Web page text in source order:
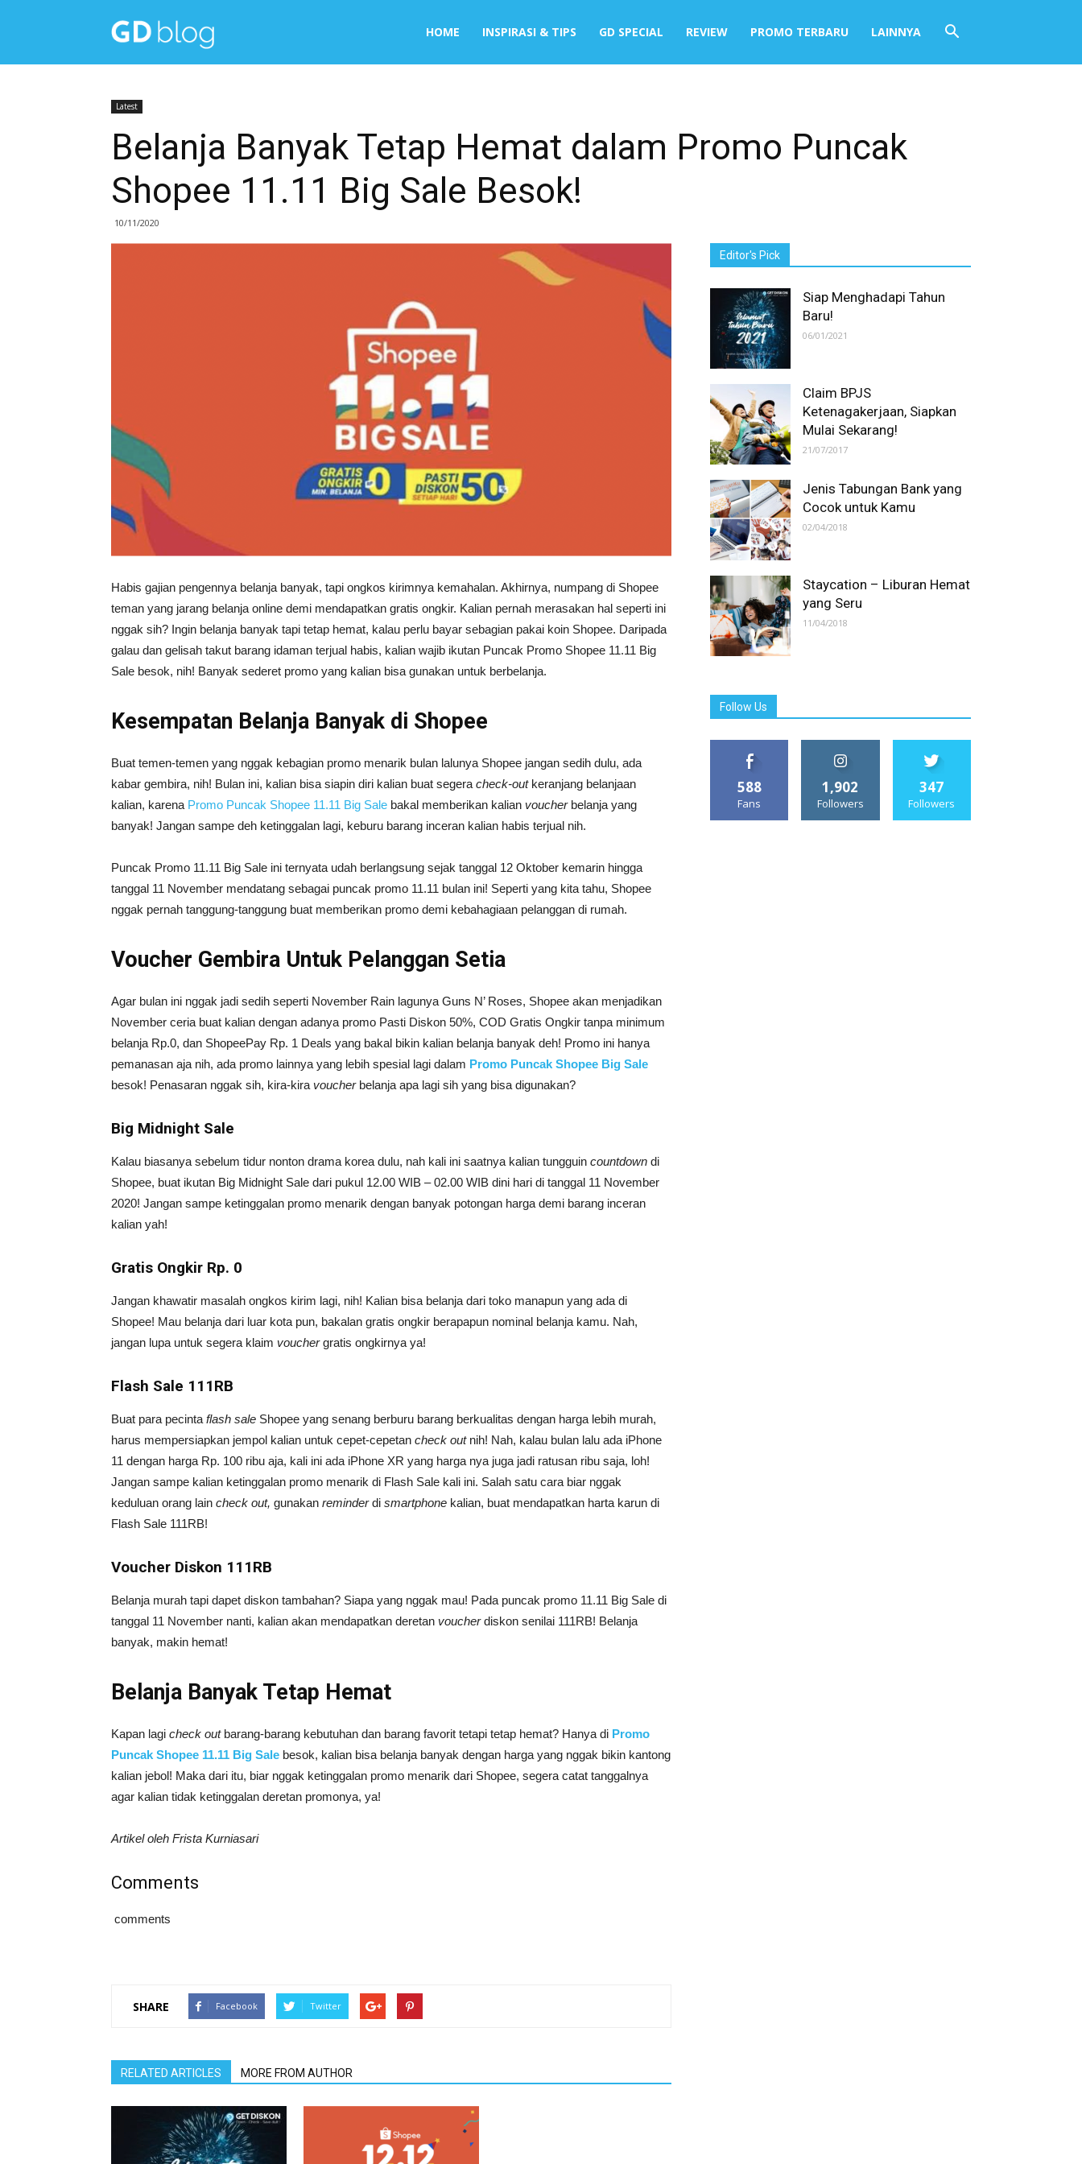
Blog
HOME INSPIRASI & TIPS GD SPECIAL REVIEW PROMO TERBARU LAINNYA
Latest
Belanja Banyak Tetap Hemat dalam Promo Puncak
Shopee 11.11 Big Sale Besok!
10/11/2020
Habis gajian pengennya belanja banyak, tapi ongkos kirimnya kemahalan. Akhirnya, numpang di Shopee
teman yang jarang belanja online demi mendapatkan gratis ongkir. Kalian pernah merasakan hal seperti ini
nggak sih? Ingin belanja banyak tapi tetap hemat, kalau perlu bayar sebagian pakai koin Shopee. Daripada
galau dan gelisah takut barang idaman terjual habis, kalian wajib ikutan Puncak Promo Shopee 11.11 Big
Sale besok, nih! Banyak sederet promo yang kalian bisa gunakan untuk berbelanja.
Kesempatan Belanja Banyak di Shopee
Buat temen-temen yang nggak kebagian promo menarik bulan lalunya Shopee jangan sedih dulu, ada
kabar gembira, nih! Bulan ini, kalian bisa siapin diri kalian buat segera check-out keranjang belanjaan
kalian, karena Promo Puncak Shopee 11.11 Big Sale bakal memberikan kalian voucher belanja yang
banyak! Jangan sampe deh ketinggalan lagi, keburu barang inceran kalian habis terjual nih.
Puncak Promo 11.11 Big Sale ini ternyata udah berlangsung sejak tanggal 12 Oktober kemarin hingga
tanggal 11 November mendatang sebagai puncak promo 11.11 bulan ini! Seperti yang kita tahu, Shopee
nggak pernah tanggung-tanggung buat memberikan promo demi kebahagiaan pelanggan di rumah.
Voucher Gembira Untuk Pelanggan Setia
Agar bulan ini nggak jadi sedih seperti November Rain lagunya Guns N’ Roses, Shopee akan menjadikan
November ceria buat kalian dengan adanya promo Pasti Diskon 50%, COD Gratis Ongkir tanpa minimum
belanja Rp.0, dan ShopeePay Rp. 1 Deals yang bakal bikin kalian belanja banyak deh! Promo ini hanya
pemanasan aja nih, ada promo lainnya yang lebih spesial lagi dalam Promo Puncak Shopee Big Sale
besok! Penasaran nggak sih, kira-kira voucher belanja apa lagi sih yang bisa digunakan?
Big Midnight Sale
Kalau biasanya sebelum tidur nonton drama korea dulu, nah kali ini saatnya kalian tungguin countdown di
Shopee, buat ikutan Big Midnight Sale dari pukul 12.00 WIB – 02.00 WIB dini hari di tanggal 11 November
2020! Jangan sampe ketinggalan promo menarik dengan banyak potongan harga demi barang inceran
kalian yah!
Gratis Ongkir Rp. 0
Jangan khawatir masalah ongkos kirim lagi, nih! Kalian bisa belanja dari toko manapun yang ada di
Shopee! Mau belanja dari luar kota pun, bakalan gratis ongkir berapapun nominal belanja kamu. Nah,
jangan lupa untuk segera klaim vouchergratis ongkirnya ya!
Flash Sale 111RB
Buat para pecinta flash sale Shopee yang senang berburu barang berkualitas dengan harga lebih murah,
harus mempersiapkan jempol kalian untuk cepet-cepetan check outnih! Nah, kalau bulan lalu ada iPhone
11 dengan harga Rp. 100 ribu aja, kali ini ada iPhone XR yang harga nya juga jadi ratusan ribu saja, loh!
Jangan sampe kalian ketinggalan promo menarik di Flash Sale kali ini. Salah satu cara biar nggak
keduluan orang lain check out, gunakan reminderdi smartphone kalian, buat mendapatkan harta karun di
Flash Sale 111RB!
Voucher Diskon 111RB
Belanja murah tapi dapet diskon tambahan? Siapa yang nggak mau! Pada puncak promo 11.11 Big Sale di
tanggal 11 November nanti, kalian akan mendapatkan deretan voucherdiskon senilai 111RB! Belanja
banyak, makin hemat!
Belanja Banyak Tetap Hemat
Kapan lagi check out barang-barang kebutuhan dan barang favorit tetapi tetap hemat? Hanya di Promo
Puncak Shopee 11.11 Big Sale besok, kalian bisa belanja banyak dengan harga yang nggak bikin kantong
kalian jebol! Maka dari itu, biar nggak ketinggalan promo menarik dari Shopee, segera catat tanggalnya
agar kalian tidak ketinggalan deretan promonya, ya!
Artikel oleh Frista Kurniasari
Comments
comments
SHARE Facebook Twitter
RELATED ARTICLES MORE FROM AUTHOR
Editor's Pick
Siap Menghadapi Tahun
Baru!
06/01/2021
Claim BPJS
Ketenagakerjaan, Siapkan
Mulai Sekarang!
21/07/2017
Jenis Tabungan Bank yang
Cocok untuk Kamu
02/04/2018
Staycation – Liburan Hemat
yang Seru
11/04/2018
Follow Us
588
Fans
1,902
Followers
347
Followers